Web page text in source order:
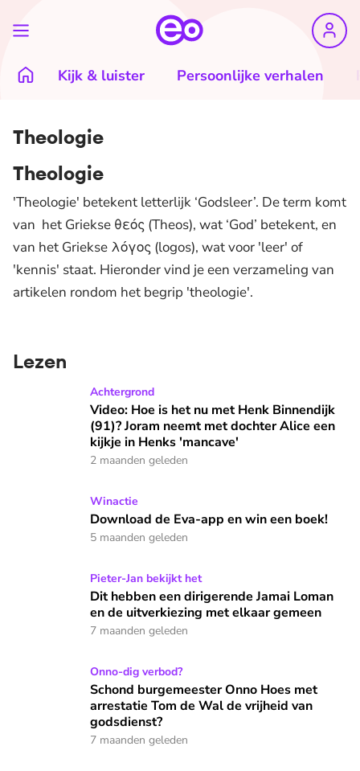
Kijk & luister Persoonlijke verhalen
Theologie
Theologie
'Theologie' betekent letterlijk ‘Godsleer’. De term komt
van het Griekse θεός (Theos), wat ‘God’ betekent, en
van het Griekse λόγος (logos), wat voor 'leer' of
'kennis' staat. Hieronder vind je een verzameling van
artikelen rondom het begrip 'theologie'.
Lezen
Video: Hoe is het nu met Henk Binnendijk (91)? Joram
Achtergrond
Video: Hoe is het nu met Henk Binnendijk
(91)? Joram neemt met dochter Alice een
kijkje in Henks 'mancave'
2 maanden geleden
Download de Eva-app en win een boek!
Winactie
Download de Eva-app en win een boek!
5 maanden geleden
Dit hebben een dirigerende Jamai Loman en de
Pieter-Jan bekijkt het
Dit hebben een dirigerende Jamai Loman
en de uitverkiezing met elkaar gemeen
7 maanden geleden
Schond burgemeester Onno Hoes met arrestatie Tom de
Onno-dig verbod?
Schond burgemeester Onno Hoes met
arrestatie Tom de Wal de vrijheid van
godsdienst?
7 maanden geleden